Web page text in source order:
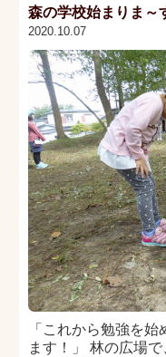
森の学校始まりま～
2020.10.07
「これから勉強を
ます！」 林の広場